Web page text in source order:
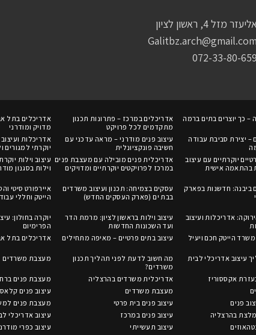
מזל 4, ראשון לציון
Galitbz.arch@gmail.com
072-33-80-659
– כך יוצרים בתים ברמה
אדריכלים במרכז – פתרונות תכנון
מתקדמים לכל פרויקט
אדריכלים בתל
מדויק ומודרני
– יצירת סביבת עבודה
עיצוב פנים מודרני – מראה עדכני עם
חשיבה פונקציונלית
אדריכלות
יוקרתי למגורים
יוקרתיים עם עיצוב
בהתאמה אישית
אדריכלית פנים מובילה עם מעצבת פנים
במרכז לפרויקטים יוקרתיים ומדויקים
עיצוב וילות
וילות בסגנון
ביבנה: חדשנות בפארק
עסקים בצמיחה: תכנון ועיצוב משרדים
בבת ים (פארק העסקים החדש)
איירפורט סיטי
הייטק וחללי
אדריכלות ועיצוב
עיצוב וילות בראשון לציון: מרמת הדר
ועד השכונות החדשות
יוקרה בחולון:
הפרימיום
משרד הייטק חכם ויעיל עיצוב בתים פרטיים – מאיפה מתחילים אדריכלים בתל
עיצוב אדריכלי לבית
מה חשוב לדעת לפני תהליך תכנון
משרדים?
מעצבת משרדים
אקססוריז אדריכלית משרדים בהרצליה מעצבת פנים
מעצבת משרדים עיצוב פנים
פנים עיצוב פנים בית פרטי מעצבת פנים
בהרצליה עיצוב פנים במרכז עיצוב אדריכלי
עיצוב תעשייתי עיצוב כפרי